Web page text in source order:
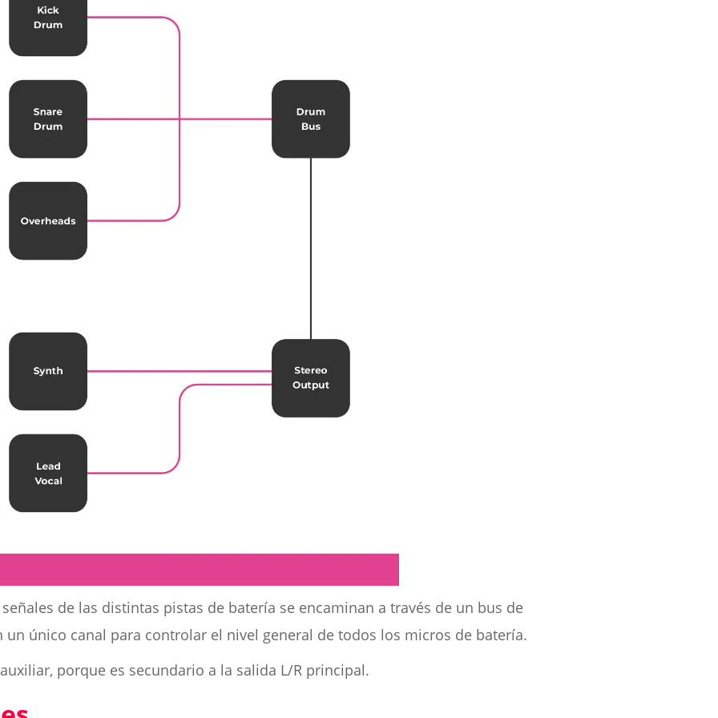
de las distintas pistas de batería se encaminan a través de un bus de
un único canal para controlar el nivel general de todos los micros de batería.
porque es secundario a la salida L/R principal.